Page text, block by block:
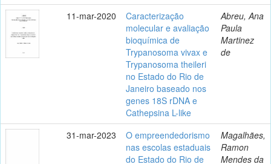
11-mar-2020
Caracterização
molecular e avaliação
bioquímica de
Trypanosoma vivax e
Trypanosoma theileri
no Estado do Rio de
Janeiro baseado nos
genes 18S rDNA e
Cathepsina L-like
Abreu, Ana
Paula
Martinez
de
31-mar-2023
O empreendedorismo
nas escolas estaduais
do Estado do Rio de
Magalhães,
Ramon
Mendes da